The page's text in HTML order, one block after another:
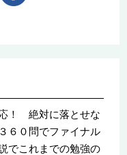
！ 絶対に落とせな
６０問でファイナル
でこれまでの勉強の